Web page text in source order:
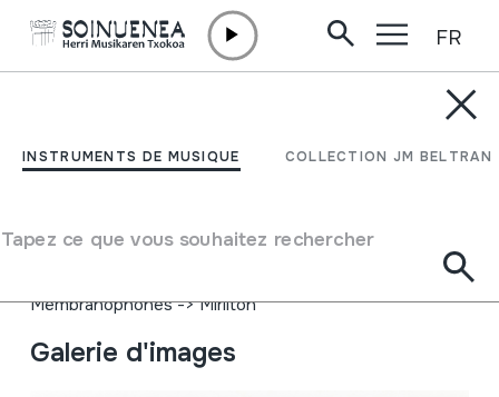
INSTRUMENTS DE MUSIQUE COLLECTION JM BELTRAN
Tapez ce que vous souhaitez rechercher
FR
TURUTA
Juan Mari Beltran Argiñena; Etxarri Aranazen
Membranophones->Mirliton
Galerie d'images